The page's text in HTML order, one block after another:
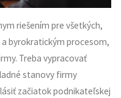
riešením pre všetkých,
byrokratickým procesom,
Treba vypracovať
stanovy firmy
začiatok podnikateľskej